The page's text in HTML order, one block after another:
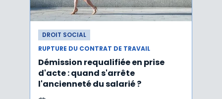
DROIT SOCIAL
RUPTURE DU CONTRAT DE TRAVAIL
Démission requalifiée en prise
d'acte : quand s'arrête
l'ancienneté du salarié ?